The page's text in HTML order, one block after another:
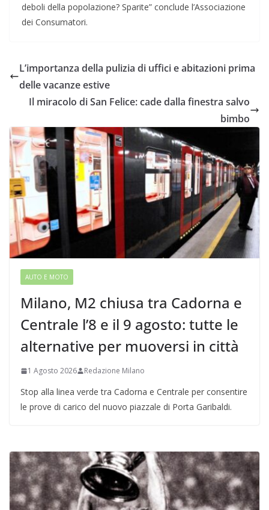
deboli della popolazione? Sparite” conclude l’Associazione
dei Consumatori.
L’importanza della pulizia di uffici e abitazioni prima
delle vacanze estive
Il miracolo di San Felice: cade dalla finestra salvo
bimbo
AUTO E MOTO
Milano, M2 chiusa tra Cadorna e
Centrale l’8 e il 9 agosto: tutte le
alternative per muoversi in città
1 Agosto 2026 Redazione Milano
Stop alla linea verde tra Cadorna e Centrale per consentire
le prove di carico del nuovo piazzale di Porta Garibaldi.